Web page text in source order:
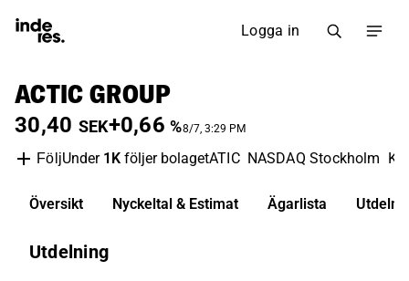
Logga in
ACTIC GROUP
30,40 SEK+0,66 %8/7, 3:29 PM
FöljUnder 1K följer bolagetATIC NASDAQ Stockholm
Översikt Nyckeltal & Estimat Ägarlista
Utdelning